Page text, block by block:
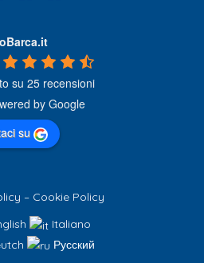
su 25 recensioni
su
– Cookie Policy
Italiano
Русский